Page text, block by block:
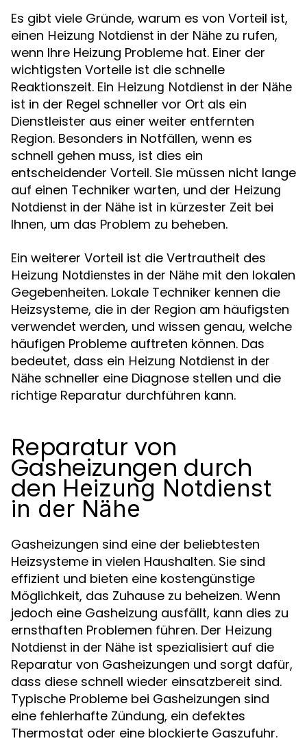
Es gibt viele Gründe, warum es von Vorteil ist,
einen Heizung Notdienst in der Nähe zu rufen,
wenn Ihre Heizung Probleme hat. Einer der
wichtigsten Vorteile ist die schnelle
Reaktionszeit. Ein Heizung Notdienst in der Nähe
ist in der Regel schneller vor Ort als ein
Dienstleister aus einer weiter entfernten
Region. Besonders in Notfällen, wenn es
schnell gehen muss, ist dies ein
entscheidender Vorteil. Sie müssen nicht lange
auf einen Techniker warten, und der Heizung
Notdienst in der Nähe ist in kürzester Zeit bei
Ihnen, um das Problem zu beheben.
Ein weiterer Vorteil ist die Vertrautheit des
Heizung Notdienstes in der Nähe mit den lokalen
Gegebenheiten. Lokale Techniker kennen die
Heizsysteme, die in der Region am häufigsten
verwendet werden, und wissen genau, welche
häufigen Probleme auftreten können. Das
bedeutet, dass ein Heizung Notdienst in der
Nähe schneller eine Diagnose stellen und die
richtige Reparatur durchführen kann.
Reparatur von
Gasheizungen durch
den Heizung Notdienst
in der Nähe
Gasheizungen sind eine der beliebtesten
Heizsysteme in vielen Haushalten. Sie sind
effizient und bieten eine kostengünstige
Möglichkeit, das Zuhause zu beheizen. Wenn
jedoch eine Gasheizung ausfällt, kann dies zu
ernsthaften Problemen führen. Der Heizung
Notdienst in der Nähe ist spezialisiert auf die
Reparatur von Gasheizungen und sorgt dafür,
dass diese schnell wieder einsatzbereit sind.
Typische Probleme bei Gasheizungen sind
eine fehlerhafte Zündung, ein defektes
Thermostat oder eine blockierte Gaszufuhr.